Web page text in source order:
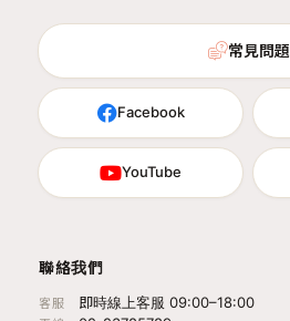
常見問題
Facebook
YouTube
聯絡我們
客服 即時線上客服 09:00–18:00